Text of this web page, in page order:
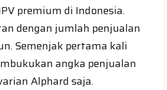
premium di Indonesia.
dengan jumlah penjualan
Semenjak pertama kali
angka penjualan
Alphard saja.